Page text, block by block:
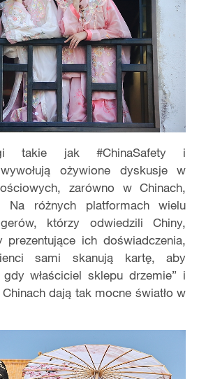
takie jak #ChinaSafety i
ożywione dyskusje w
zarówno w Chinach,
różnych platformach wielu
którzy odwiedzili Chiny,
prezentujące ich doświadczenia,
sami skanują kartę, aby
gdy właściciel sklepu drzemie” i
dają tak mocne światło w